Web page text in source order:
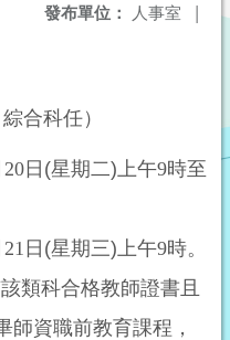
發布單位： 人事室 |
合科任）
20 日 (星期二)上午9時至
21 日 (星期三)上午9時。
類科合格教師證書且
師資職前教育課程，